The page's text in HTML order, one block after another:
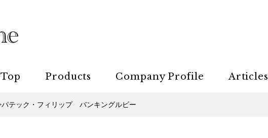
Top Products Company Profile Articles
パテック・フィリップ バンキングルビー